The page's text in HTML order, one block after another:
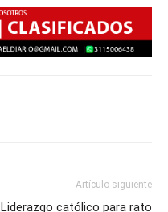
Artículo siguiente
Liderazgo católico para rato